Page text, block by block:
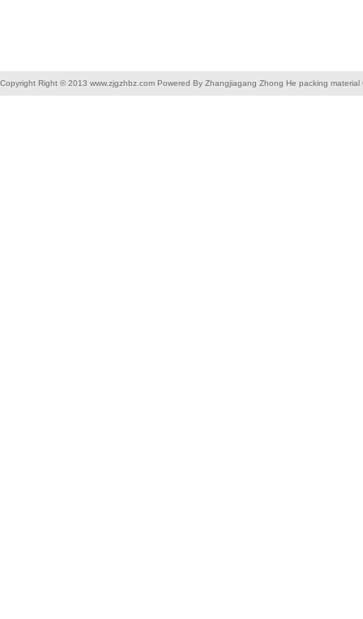
Copyright Right © 2013 www.zjgzhbz.com Powered By Zhangjiagang Zhong He packing material